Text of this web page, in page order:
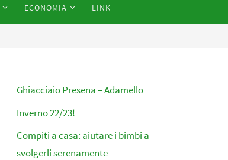
ECONOMIA LINK
Ghiacciaio Presena – Adamello
Inverno 22/23!
Compiti a casa: aiutare i bimbi a
svolgerli serenamente